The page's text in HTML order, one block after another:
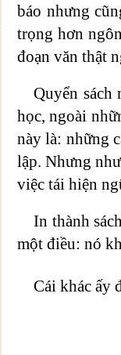
báo nhưng
trọng hơn
đoạn văn thật
Quyển
học, ngoài
này là: những
lập. Nhưng
việc tái hiện
In thành
một điều: nó
Cái khác ấy